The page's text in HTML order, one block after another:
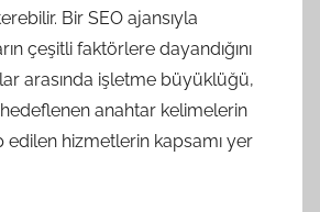
Bir SEO ajansıyla
çeşitli faktörlere dayandığını
arasında işletme büyüklüğü,
anahtar kelimelerin
hizmetlerin kapsamı yer